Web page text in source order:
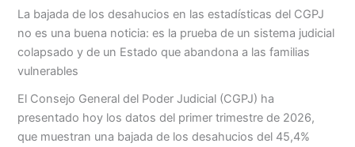
La bajada de los desahucios en las estadísticas del CGPJ
no es una buena noticia: es la prueba de un sistema judicial
colapsado y de un Estado que abandona a las familias
vulnerables
El Consejo General del Poder Judicial (CGPJ) ha
presentado hoy los datos del primer trimestre de 2026,
que muestran una bajada de los desahucios del 45,4%